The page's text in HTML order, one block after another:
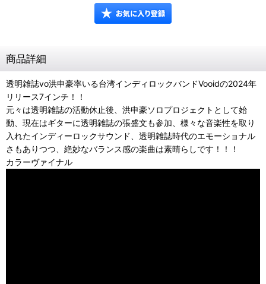
商品詳細
透明雑誌vo洪申豪率いる台湾インディロックバンドVooidの2024年
リリース7インチ！！
元々は透明雑誌の活動休止後、洪申豪ソロプロジェクトとして始
動、現在はギターに透明雑誌の張盛文も参加、様々な音楽性を取り
入れたインディーロックサウンド、透明雑誌時代のエモーショナル
さもありつつ、絶妙なバランス感の楽曲は素晴らしです！！！
カラーヴァイナル